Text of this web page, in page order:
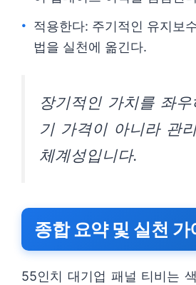
적용한다: 주기적인 유지보
법을 실천에 옮긴다.
장기적인 가치를 좌
기 가격이 아니라 관
체계성입니다.
종합 요약 및 실천 가
55인치 대기업 패널 티비는